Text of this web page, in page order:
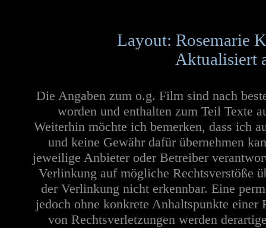
Layout: Rosemarie
Aktualisiert
Die Angaben zum o.g. Film sind nach
worden und enthalten zum Teil Texte
Weiterhin möchte ich bemerken, dass ich
und keine Gewähr dafür übernehmen
jeweilige Anbieter oder Betreiber
Verlinkung auf mögliche Rechtsverstöße
der Verlinkung nicht erkennbar. Eine
jedoch ohne konkrete Anhaltspunkte
von Rechtsverletzungen werden